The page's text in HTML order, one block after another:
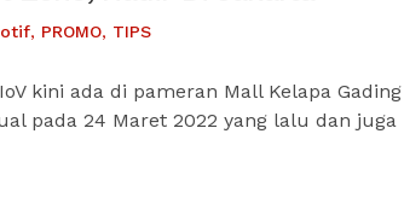
, PROMO, TIPS
kini ada di pameran Mall Kelapa Gading
pada 24 Maret 2022 yang lalu dan juga